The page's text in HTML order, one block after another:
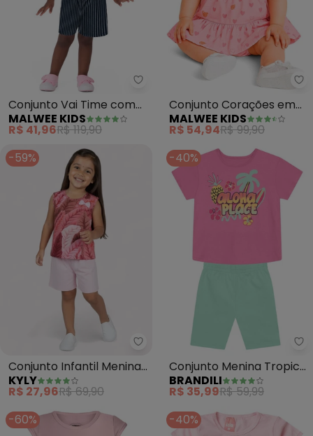
Malwee Kids - Conjunto Vai
Conjunto Vai Time com
Bordado (Rosa Claro)
MALWEE KIDS
R$ 41,96R$ 119,90
Conjunto Corações em
Cotton (Rosa)
MALWEE KIDS
R$ 54,94R$ 99,90
-59%
Kyly - Conjunto Infantil Menina
Conjunto Infantil Menina
Estampado (Rosa)
KYLY
R$ 27,96R$ 69,90
-40%
Conjunto Menina Tropical
com Glitter (Rosa)
BRANDILI
R$ 35,99R$ 59,99
-60%
-40%